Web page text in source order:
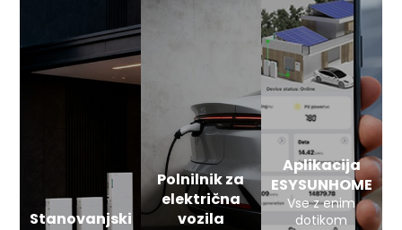
Stanovanjski
Polnilnik za
električna
vozila
Aplikacija
ESYSUNHOME
Vse z enim
dotikom